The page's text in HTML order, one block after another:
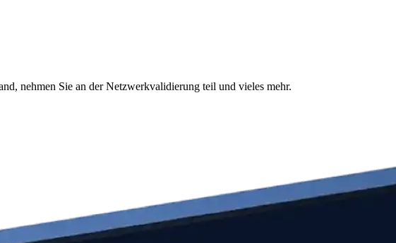
nehmen Sie an der Netzwerkvalidierung teil und vieles mehr.